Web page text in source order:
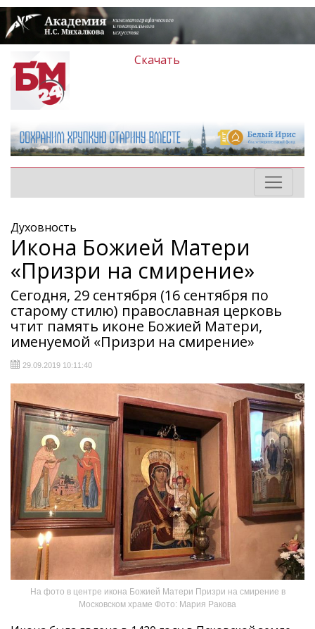
Скачать
Духовность
Икона Божией Матери
«Призри на смирение»
Сегодня, 29 сентября (16 сентября по
старому стилю) православная церковь
чтит память иконе Божией Матери,
именуемой «Призри на смирение»
29.09.2019 10:11:40
На фото в центре икона Божией Матери Призри на смирение в
Московском храме Фото: Мария Ракова